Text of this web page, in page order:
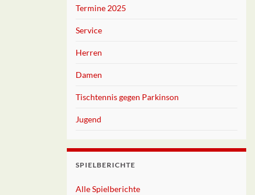
Termine 2025
Service
Herren
Damen
Tischtennis gegen Parkinson
Jugend
SPIELBERICHTE
Alle Spielberichte